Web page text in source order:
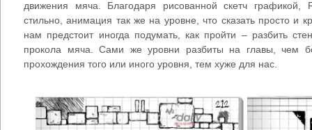
движения мяча. Благодаря рисованной скетч графикой,
стильно, анимация так же на уровне, что сказать просто и
нам предстоит иногда подумать, как пройти – разбить
прокола мяча. Сами же уровни разбиты на главы, чем
прохождения того или иного уровня, тем хуже для нас.